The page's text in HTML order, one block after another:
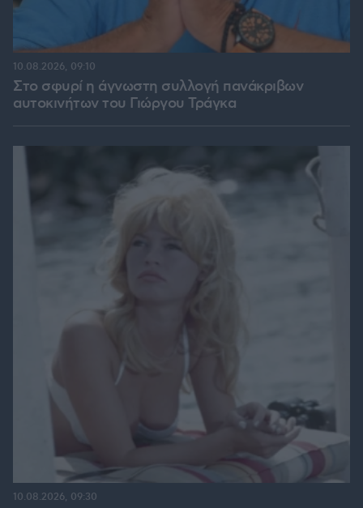
Στο σφυρί η άγνωστη συλλογή πανάκριβων
αυτοκινήτων του Γιώργου Τράγκα
10.08.2026, 09:10
10.08.2026, 09:30